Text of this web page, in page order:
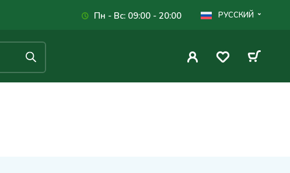
Пн - Вс: 09:00 - 20:00 РУССКИЙ